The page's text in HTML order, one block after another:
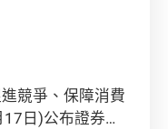
競爭、保障消費
日)公布證券服